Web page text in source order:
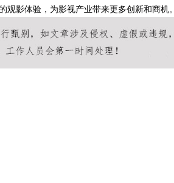
影体验，为影视产业带来更多创新和商机。